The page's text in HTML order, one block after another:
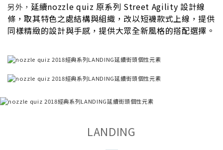
另外， 延續nozzle quiz 原系列 Street Agility 設計線
條，取其特色之處結構與組織，改以短襪款式上線，提供
同樣精緻的設計與手感，提供大眾全新風格的搭配選擇。
LANDING